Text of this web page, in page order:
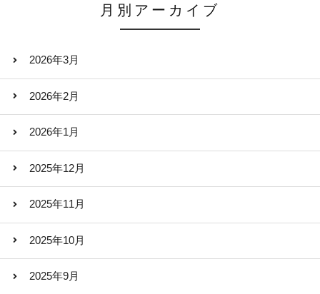
月別アーカイブ
2026年3月
2026年2月
2026年1月
2025年12月
2025年11月
2025年10月
2025年9月